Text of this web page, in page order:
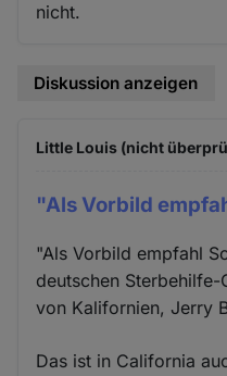
nicht.
Diskussion anzeigen
Little Louis (nicht
"Als Vorbild
"Als Vorbild empfahl
deutschen
von Kalifornien, Jerry
Das ist in California